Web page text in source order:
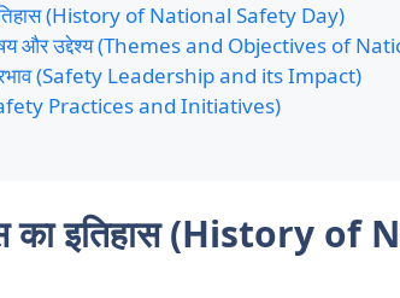
इतिहास (History of National Safety Day)
विषय और उद्देश्य (Themes and Objectives of
(Safety Leadership and its Impact)
Practices and Initiatives)
का इतिहास (History